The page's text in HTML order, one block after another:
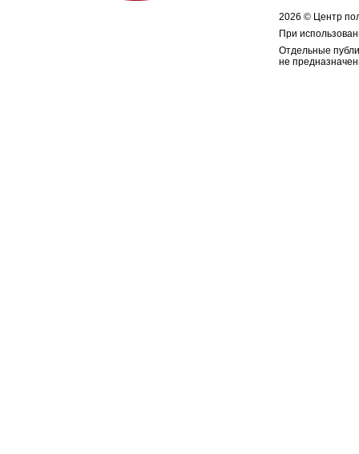
2026 © Центр
При
Отдельные
не